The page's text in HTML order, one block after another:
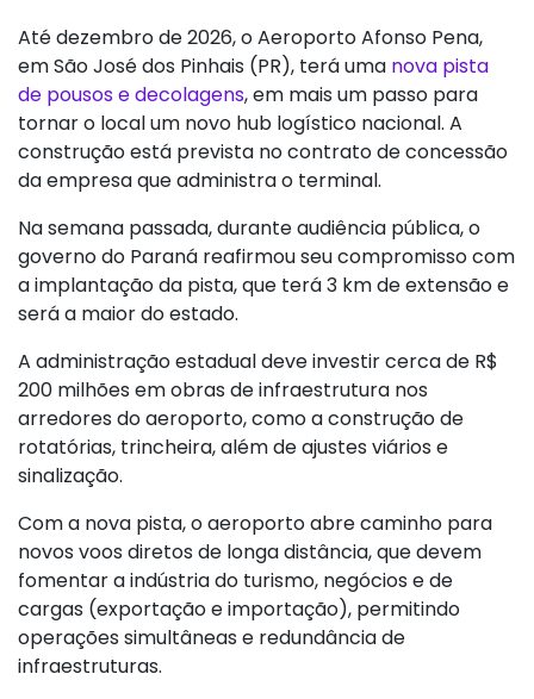
Até dezembro de 2026, o Aeroporto Afonso Pena,
em São José dos Pinhais (PR), terá uma nova pista
de pousos e decolagens, em mais um passo para
tornar o local um novo hub logístico nacional. A
construção está prevista no contrato de concessão
da empresa que administra o terminal.
Na semana passada, durante audiência pública, o
governo do Paraná reafirmou seu compromisso com
a implantação da pista, que terá 3 km de extensão e
será a maior do estado.
A administração estadual deve investir cerca de R$
200 milhões em obras de infraestrutura nos
arredores do aeroporto, como a construção de
rotatórias, trincheira, além de ajustes viários e
sinalização.
Com a nova pista, o aeroporto abre caminho para
novos voos diretos de longa distância, que devem
fomentar a indústria do turismo, negócios e de
cargas (exportação e importação), permitindo
operações simultâneas e redundância de
infraestruturas.